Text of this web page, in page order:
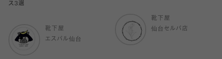
ス3選
靴下屋
エスパル仙台
靴下屋
仙台セルバ店